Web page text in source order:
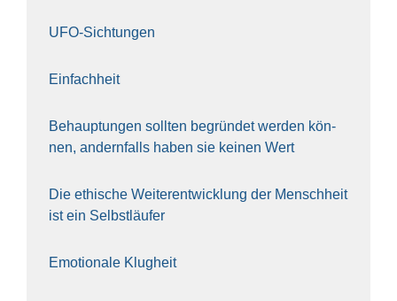
UFO-Sich­tun­gen
Ein­fach­heit
Behaup­tun­gen soll­ten begrün­det wer­den kön­
nen, andern­falls haben sie kei­nen Wert
Die ethi­sche Wei­ter­ent­wick­lung der Mensch­heit
ist ein Selbst­läu­fer
Emo­tio­na­le Klug­heit